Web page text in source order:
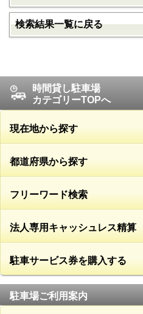
検索結果一覧に戻る
時間貸し駐車場
カテゴリーTOPへ
現在地から探す
都道府県から探す
フリーワード検索
法人専用キャッシュレス精算
駐車サービス券を購入する
駐車場ご利用案内